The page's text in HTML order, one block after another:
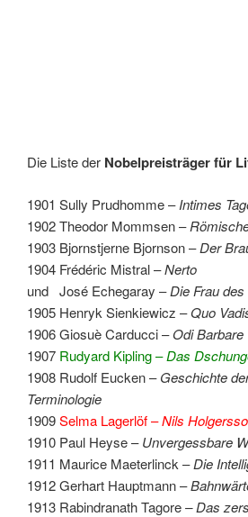
Die Liste der Nobelpreisträger für
1901 Sully Prudhomme –Intimes
1902 Theodor Mommsen –
1903 Bjornstjerne Bjornson –Der
1904 Frédéric Mistral –Nerto
und José Echegaray –Die Frau
1905 Henryk Sienkiewicz –Quo
1906 Giosuè Carducci –Odi Barbare
1907 Rudyard Kipling –Das
1908 Rudolf Eucken –Geschichte
Terminologie
1909Selma Lagerlöf –Nils
1910 Paul Heyse –Unvergessbare
1911 Maurice Maeterlinck –Die
1912 Gerhart Hauptmann –
1913 Rabindranath Tagore– Das